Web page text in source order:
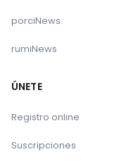
porciNews
rumiNews
ÚNETE
Registro online
Suscripciones